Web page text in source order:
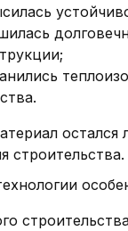
остался
строительства.